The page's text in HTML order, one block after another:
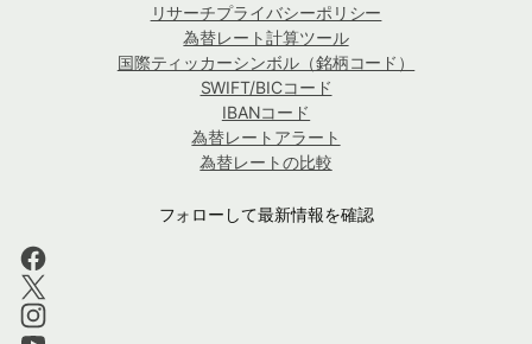
リサーチプライバシーポリシー
為替レート計算ツール
国際ティッカーシンボル（銘柄コード）
SWIFT/BICコード
IBANコード
為替レートアラート
為替レートの比較
フォローして最新情報を確認